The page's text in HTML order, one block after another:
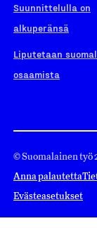
Suunnittelulla on
alkuperänsä
Liputetaan
osaamista
© Suomalainen työ
Anna palautetta
Evästeasetukset